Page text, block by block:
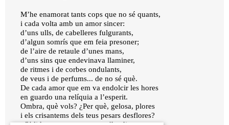
M’he enamorat tants cops que no sé quants,
i cada volta amb un amor sincer:
d’uns ulls, de cabelleres fulgurants,
d’algun somrís que em feia presoner;
de l’aire de retaule d’unes mans,
d’uns sins que endevinava llaminer,
de ritmes i de corbes ondulants,
de veus i de perfums... de no sé què.
De cada amor que em va endolcir les hores
en guardo una relíquia a l’esperit.
Ombra, què vols? ¿Per què, gelosa, plores
i els crisantems dels teus pesars desflores?